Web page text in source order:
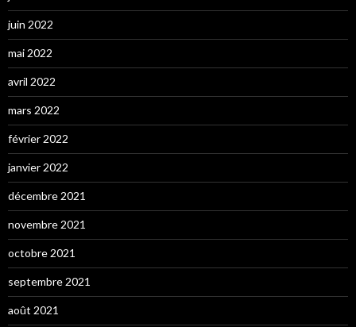
juin 2022
mai 2022
avril 2022
mars 2022
février 2022
janvier 2022
décembre 2021
novembre 2021
octobre 2021
septembre 2021
août 2021